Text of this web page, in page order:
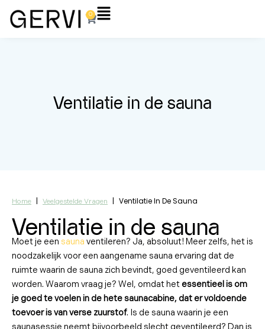
naar
0
Winkelwagen
Flyout
Ventilatie in de sauna
Home | Veelgestelde Vragen | Ventilatie In De Sauna
Ventilatie in de sauna
Moet je een sauna ventileren? Ja, absoluut! Meer zelfs, het is
noodzakelijk voor een aangename sauna ervaring dat de
ruimte waarin de sauna zich bevindt, goed geventileerd kan
worden. Waarom vraag je? Wel, omdat hetessentieel is om
je goed te voelen in de hete saunacabine, dat er voldoende
toevoer is van verse zuurstof. Is de sauna waarin je een
saunasessie neemt bijvoorbeeld slecht geventileerd? Dan is